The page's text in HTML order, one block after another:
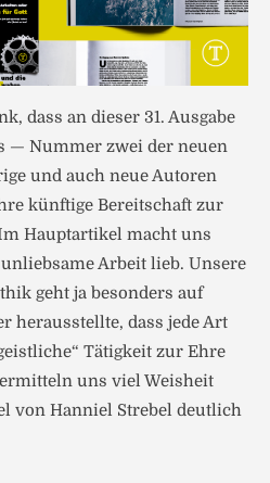
dass an dieser 31. Ausgabe
— Nummer zwei der neuen
und auch neue Autoren
künftige Bereitschaft zur
Hauptartikel macht uns
Arbeit lieb. Unsere
geht ja besonders auf
herausstellte, dass jede Art
Tätigkeit zur Ehre
uns viel Weisheit
von Hanniel Strebel deutlich